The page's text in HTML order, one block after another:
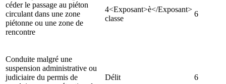
céder le passage au piéton
circulant dans une zone
piétonne ou une zone de
rencontre
4<Exposant>è</Exposant>
classe
6
Conduite malgré une
suspension administrative ou
judiciaire du permis de
Délit 6